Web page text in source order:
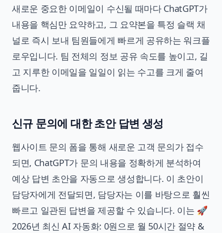
새로운 중요한 이메일이 수신될 때마다 ChatGPT가
내용을 핵심만 요약하고, 그 요약본을 특정 슬랙 채
널로 즉시 보내 팀원들에게 빠르게 공유하는 워크플
로우입니다. 팀 전체의 정보 공유 속도를 높이고, 길
고 지루한 이메일을 일일이 읽는 수고를 크게 줄여
줍니다.
신규 문의에 대한 초안 답변 생성
웹사이트 문의 폼을 통해 새로운 고객 문의가 접수
되면, ChatGPT가 문의 내용을 정확하게 분석하여
예상 답변 초안을 자동으로 생성합니다. 이 초안이
담당자에게 전달되면, 담당자는 이를 바탕으로 훨씬
빠르고 일관된 답변을 제공할 수 있습니다. 이는 🚀
2026년 최신 AI 자동화: 0원으로 월 50시간 절약 &